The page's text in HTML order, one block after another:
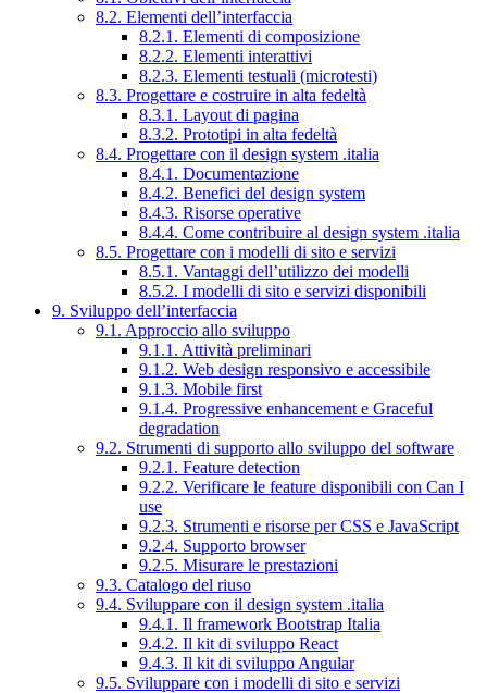
8.2. Elementi dell’interfaccia
8.2.1. Elementi di composizione
8.2.2. Elementi interattivi
8.2.3. Elementi testuali (microtesti)
8.3. Progettare e costruire in alta fedeltà
8.3.1. Layout di pagina
8.3.2. Prototipi in alta fedeltà
8.4. Progettare con il design system .italia
8.4.1. Documentazione
8.4.2. Benefici del design system
8.4.3. Risorse operative
8.4.4. Come contribuire al design system .italia
8.5. Progettare con i modelli di sito e servizi
8.5.1. Vantaggi dell’utilizzo dei modelli
8.5.2. I modelli di sito e servizi disponibili
9. Sviluppo dell’interfaccia
9.1. Approccio allo sviluppo
9.1.1. Attività preliminari
9.1.2. Web design responsivo e accessibile
9.1.3. Mobile first
9.1.4. Progressive enhancement e Graceful
degradation
9.2. Strumenti di supporto allo sviluppo del software
9.2.1. Feature detection
9.2.2. Verificare le feature disponibili con Can I
use
9.2.3. Strumenti e risorse per CSS e JavaScript
9.2.4. Supporto browser
9.2.5. Misurare le prestazioni
9.3. Catalogo del riuso
9.4. Sviluppare con il design system .italia
9.4.1. Il framework Bootstrap Italia
9.4.2. Il kit di sviluppo React
9.4.3. Il kit di sviluppo Angular
9.5. Sviluppare con i modelli di sito e servizi